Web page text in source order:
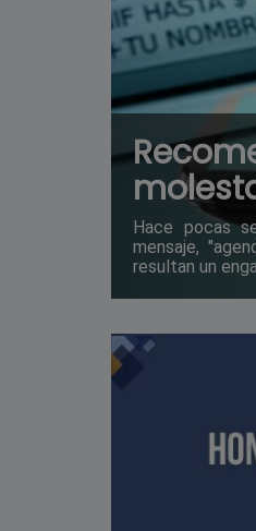
Hace pocas
mensaje,
resultan un